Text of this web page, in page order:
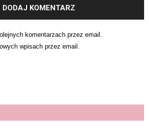
komentarzach przez email.
wpisach przez email.